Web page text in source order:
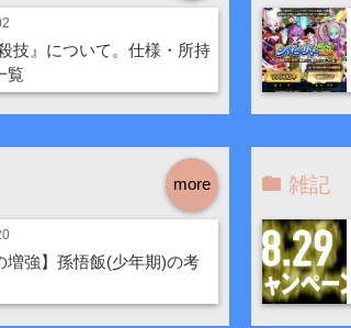
技』について。仕様・所持
覧
more
増強】孫悟飯(少年期)の考
雑記